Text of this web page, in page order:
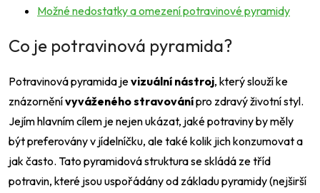
Možné nedostatky a omezení potravinové pyramidy
Co je potravinová pyramida?
Potravinová pyramida jevizuální nástroj, který slouží ke
znázorněnívyváženého stravovánípro zdravý životní styl.
Jejím hlavním cílem je nejen ukázat, jaké potraviny by měly
být preferovány v jídelníčku, ale také kolik jich konzumovat a
jak často. Tato pyramidová struktura se skládá ze tříd
potravin, které jsou uspořádány od základu pyramidy (nejširší